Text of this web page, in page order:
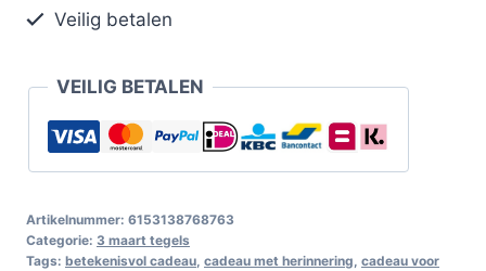
Veilig betalen
VEILIG BETALEN
Artikelnummer: 6153138768763
Categorie: 3 maart tegels
Tags: betekenisvol cadeau cadeau met herinnering cadeau voor